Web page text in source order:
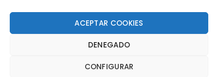
ACEPTAR COOKIES
DENEGADO
CONFIGURAR
DOCUMENTACIÓN
reservados. | La Mejor Tienda de Dardos y Dianas de